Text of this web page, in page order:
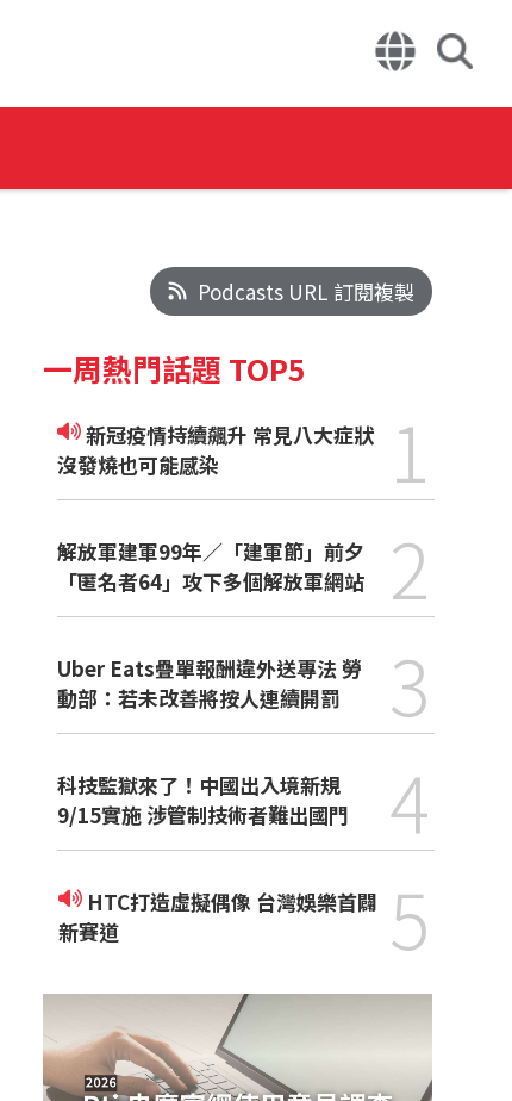
Podcasts URL 訂閱複製
一周熱門話題 TOP5
新冠疫情持續飆升 常見八大症狀
沒發燒也可能感染
1
解放軍建軍99年／「建軍節」前夕
「匿名者64」攻下多個解放軍網站
2
Uber Eats疊單報酬違外送專法 勞
動部：若未改善將按人連續開罰
3
科技監獄來了！中國出入境新規
9/15實施 涉管制技術者難出國門
4
新賽道
5